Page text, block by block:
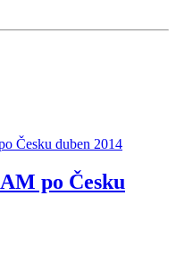
Česku duben 2014
po Česku